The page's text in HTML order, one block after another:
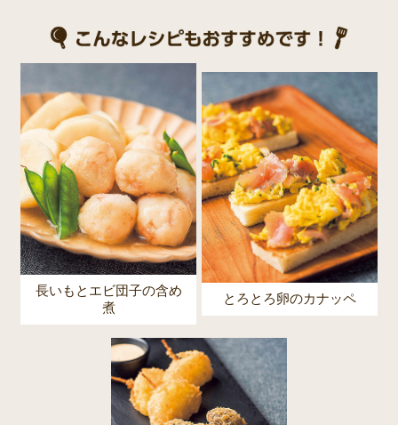
長いもとエビ団子の含め
煮
とろとろ卵のカナッペ